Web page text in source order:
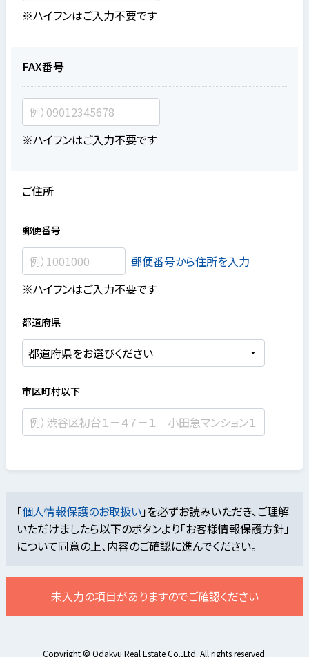
※ハイフンはご入力不要です
FAX番号
※ハイフンはご入力不要です
ご住所
郵便番号
郵便番号から住所を入力
※ハイフンはご入力不要です
都道府県
市区町村以下
「個人情報保護のお取扱い」を必ずお読みいただき、ご理解
いただけましたら以下のボタンより「お客様情報保護方針」
について同意の上、内容のご確認に進んでください。
未入力の項目がありますのでご確認ください
Copyright © Odakyu Real Estate Co.,Ltd. All rights reserved.